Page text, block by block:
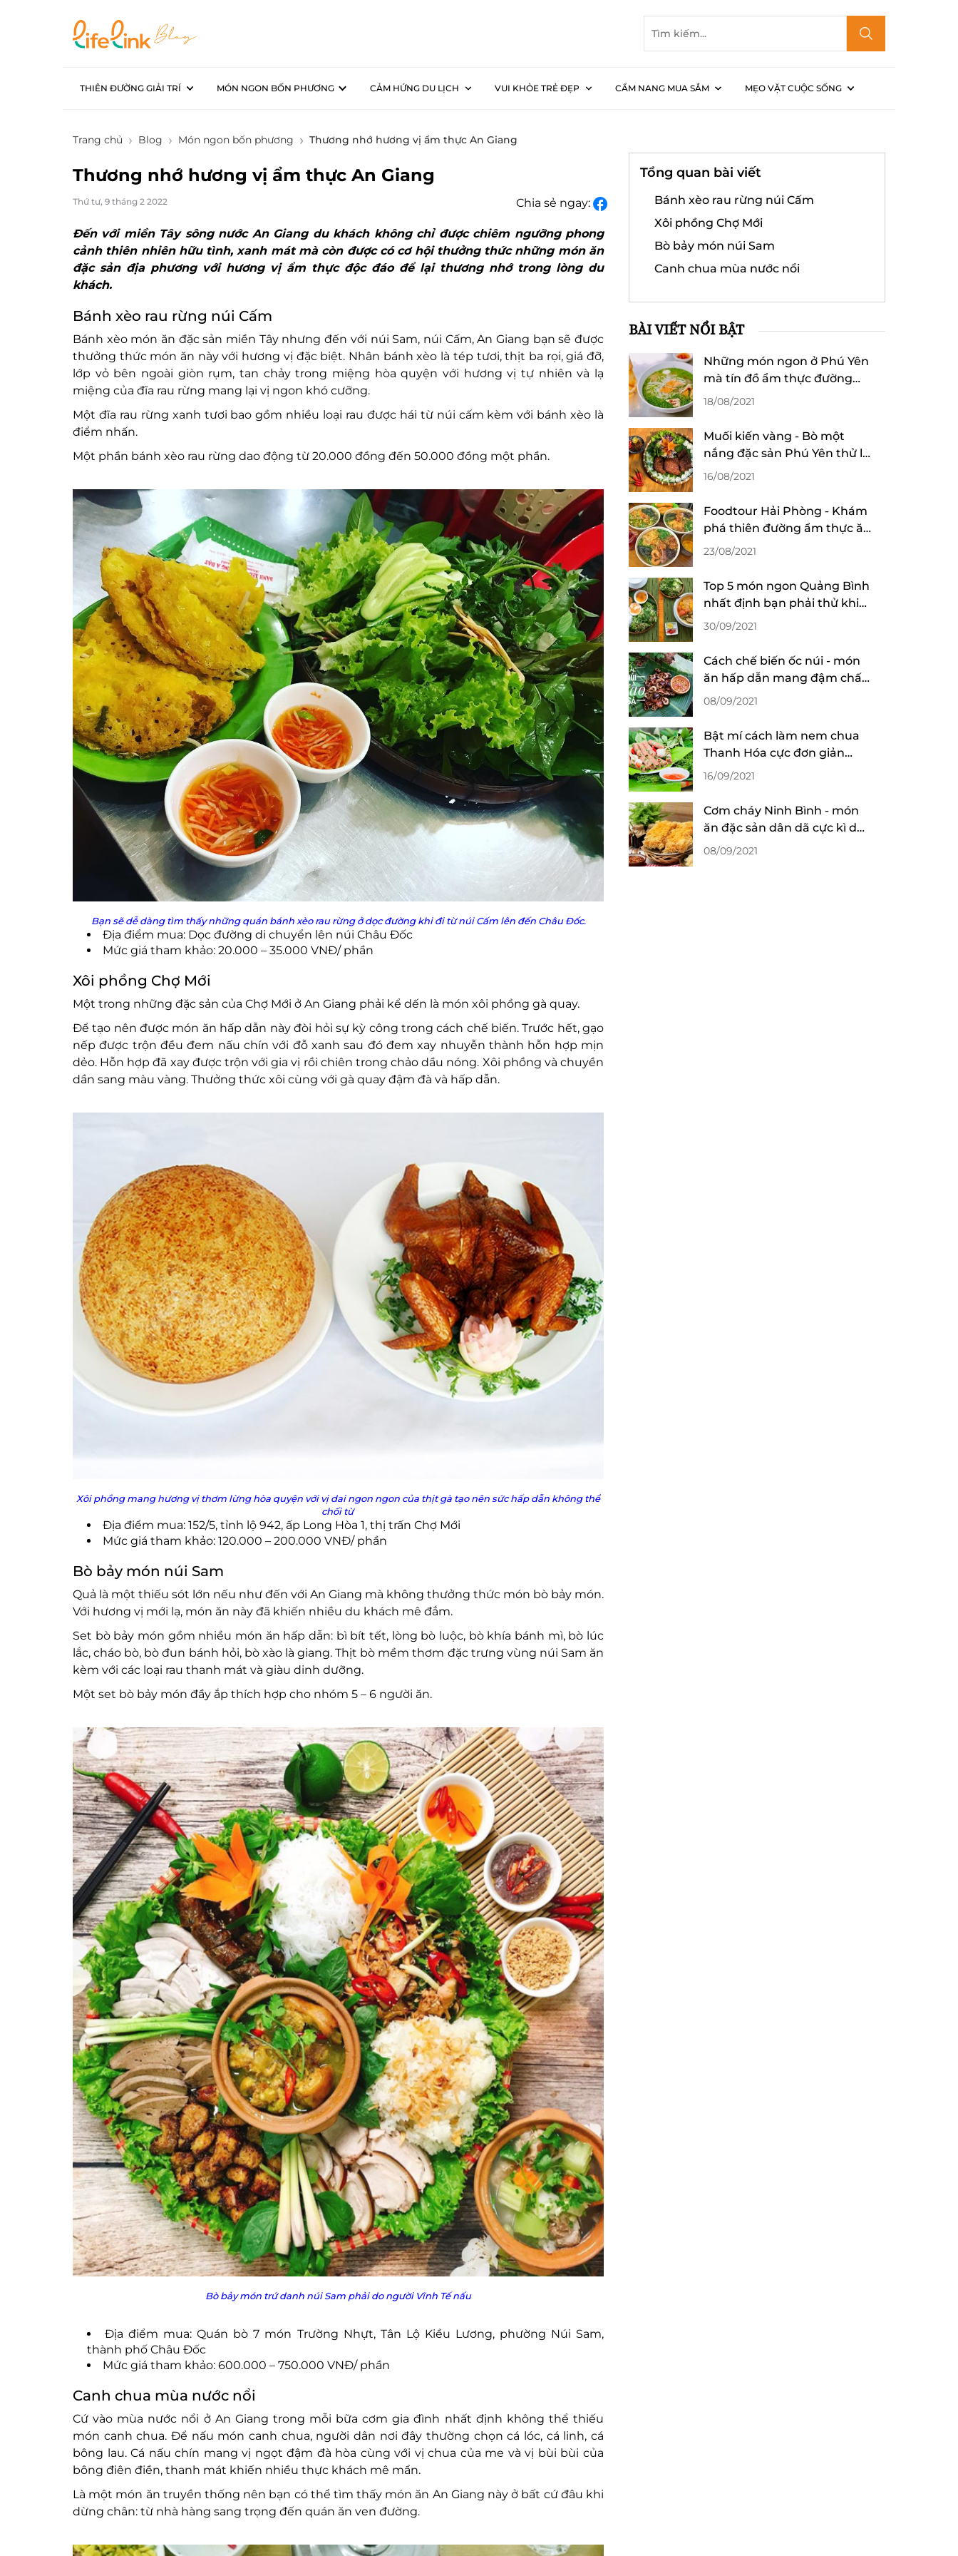
THIÊN ĐƯỜNG GIẢI TRÍ MÓN NGON BỐN PHƯƠNG CẢM HỨNG DU LỊCH VUI KHỎE TRẺ ĐẸP CẨM NANG MUA SẮM MẸO VẶT CUỘC SỐNG
Trang chủ Blog Món ngon bốn phương Thương nhớ hương vị ẩm thực An Giang
Thương nhớ hương vị ẩm thực An Giang
Thứ tư, 9 tháng 2 2022 Chia sẻ ngay:
Đến với miền Tây sông nước An Giang du khách không chỉ được chiêm ngưỡng phong
cảnh thiên nhiên hữu tình, xanh mát mà còn được có cơ hội thưởng thức những món ăn
đặc sản địa phương với hương vị ẩm thực độc đáo để lại thương nhớ trong lòng du
khách.
Bánh xèo rau rừng núi Cấm
Bánh xèo món ăn đặc sản miền Tây nhưng đến với núi Sam, núi Cấm, An Giang bạn sẽ được
thưởng thức món ăn này với hương vị đặc biệt. Nhân bánh xèo là tép tươi, thịt ba rọi, giá đỡ,
lớp vỏ bên ngoài giòn rụm, tan chảy trong miệng hòa quyện với hương vị tự nhiên và lạ
miệng của đĩa rau rừng mang lại vị ngon khó cưỡng.
Một đĩa rau rừng xanh tươi bao gồm nhiều loại rau được hái từ núi cấm kèm với bánh xèo là
điểm nhấn.
Một phần bánh xèo rau rừng dao động từ 20.000 đồng đến 50.000 đồng một phần.
Bạn sẽ dễ dàng tìm thấy những quán bánh xèo rau rừng ở dọc đường khi đi từ núi Cấm lên đến Châu Đốc.
Địa điểm mua: Dọc đường di chuyển lên núi Châu Đốc
Mức giá tham khảo: 20.000 – 35.000 VNĐ/ phần
Xôi phồng Chợ Mới
Một trong những đặc sản của Chợ Mới ở An Giang phải kể dến là món xôi phồng gà quay.
Để tạo nên được món ăn hấp dẫn này đòi hỏi sự kỳ công trong cách chế biến. Trước hết, gạo
nếp được trộn đều đem nấu chín với đỗ xanh sau đó đem xay nhuyễn thành hỗn hợp mịn
dẻo. Hỗn hợp đã xay được trộn với gia vị rồi chiên trong chảo dầu nóng. Xôi phồng và chuyền
dần sang màu vàng. Thưởng thức xôi cùng với gà quay đậm đà và hấp dẫn.
Xôi phồng mang hương vị thơm lừng hòa quyện với vị dai ngon ngon của thịt gà tạo nên sức hấp dẫn không thể
chối từ
Địa điểm mua: 152/5, tỉnh lộ 942, ấp Long Hòa 1, thị trấn Chợ Mới
Mức giá tham khảo: 120.000 – 200.000 VNĐ/ phần
Bò bảy món núi Sam
Quả là một thiếu sót lớn nếu như đến với An Giang mà không thưởng thức món bò bảy món.
Với hương vị mới lạ, món ăn này đã khiến nhiều du khách mê đắm.
Set bò bảy món gồm nhiều món ăn hấp dẫn: bì bít tết, lòng bò luộc, bò khía bánh mì, bò lúc
lắc, cháo bò, bò đun bánh hỏi, bò xào là giang. Thịt bò mềm thơm đặc trưng vùng núi Sam ăn
kèm với các loại rau thanh mát và giàu dinh dưỡng.
Một set bò bảy món đầy ắp thích hợp cho nhóm 5 – 6 người ăn.
Bò bảy món trứ danh núi Sam phải do người Vĩnh Tế nấu
Địa điểm mua: Quán bò 7 món Trường Nhựt, Tân Lộ Kiều Lương, phường Núi Sam,
thành phố Châu Đốc
Mức giá tham khảo: 600.000 – 750.000 VNĐ/ phần
Canh chua mùa nước nổi
Cứ vào mùa nước nổi ở An Giang trong mỗi bữa cơm gia đình nhất định không thể thiếu
món canh chua. Để nấu món canh chua, người dân nơi đây thường chọn cá lóc, cá linh, cá
bông lau. Cá nấu chín mang vị ngọt đậm đà hòa cùng với vị chua của me và vị bùi bùi của
bông điên điền, thanh mát khiến nhiều thực khách mê mẩn.
Là một món ăn truyền thống nên bạn có thể tìm thấy món ăn An Giang này ở bất cứ đâu khi
dừng chân: từ nhà hàng sang trọng đến quán ăn ven đường.
Tổng quan bài viết
Bánh xèo rau rừng núi Cấm
Xôi phồng Chợ Mới
Bò bảy món núi Sam
Canh chua mùa nước nổi
BÀI VIẾT NỔI BẬT
Những món ngon ở Phú Yên
mà tín đồ ẩm thực đường
phố nhất định phải thử
18/08/2021
Muối kiến vàng - Bò một
nắng đặc sản Phú Yên thử là
mê
16/08/2021
Foodtour Hải Phòng - Khám
phá thiên đường ẩm thực ăn
hoài không chán
23/08/2021
Top 5 món ngon Quảng Bình
nhất định bạn phải thử khi
đến du lịch
30/09/2021
Cách chế biến ốc núi - món
ăn hấp dẫn mang đậm chất
Ninh Bình
08/09/2021
Bật mí cách làm nem chua
Thanh Hóa cực đơn giản
nhưng ngon như lời đồn
16/09/2021
Cơm cháy Ninh Bình - món
ăn đặc sản dân dã cực kì dễ
ăn dễ ghiền
08/09/2021